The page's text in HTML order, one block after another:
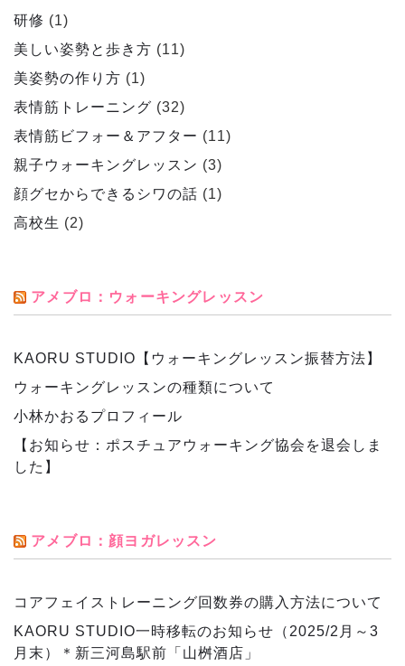
研修 (1)
美しい姿勢と歩き方 (11)
美姿勢の作り方 (1)
表情筋トレーニング (32)
表情筋ビフォー＆アフター (11)
親子ウォーキングレッスン (3)
顔グセからできるシワの話 (1)
高校生 (2)
アメブロ：ウォーキングレッスン
KAORU STUDIO【ウォーキングレッスン振替方法】
ウォーキングレッスンの種類について
小林かおるプロフィール
【お知らせ：ポスチュアウォーキング協会を退会しま
した】
アメブロ：顔ヨガレッスン
コアフェイストレーニング回数券の購入方法について
KAORU STUDIO一時移転のお知らせ（2025/2月～3
月末）＊新三河島駅前「山桝酒店」